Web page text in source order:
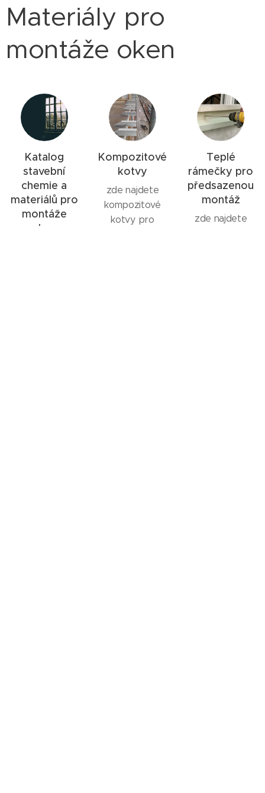
Materiály pro
montáže oken
Katalog
stavební
chemie a
materiálů pro
montáže
oken
Kompozitové
kotvy
zde najdete
kompozitové
kotvy pro
Teplé
rámečky pro
předsazenou
montáž
zde najdete